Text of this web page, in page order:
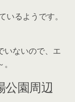
るようです。
いないので、エ
園周辺